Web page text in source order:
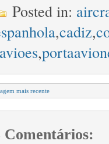
Posted in:
,cadiz,
,
mais recente
Comentários: